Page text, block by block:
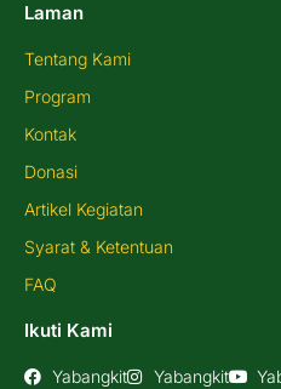
Laman
Tentang Kami
Program
Kontak
Donasi
Artikel Kegiatan
Syarat & Ketentuan
FAQ
Ikuti Kami
Yabangkit Yabangkit